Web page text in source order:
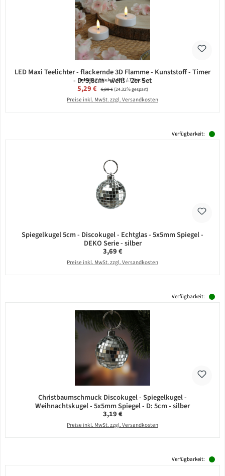
LED Maxi Teelichter - flackernde 3D Flamme - Kunststoff - Timer
- D: 5,8cm - weiß - 2er Set
Inhalt:2 Stück(2,65 € / 1 Stück)
Verkaufspreis:
5,29 € Regulärer Preis:
6,99 €(24.32% gespart)
Preise inkl. MwSt. zzgl. Versandkosten
Verfügbarkeit:
Spiegelkugel 5cm - Discokugel - Echtglas - 5x5mm Spiegel -
DEKO Serie - silber
Regulärer Preis:
3,69 €
Preise inkl. MwSt. zzgl. Versandkosten
Verfügbarkeit:
Christbaumschmuck Discokugel - Spiegelkugel -
Weihnachtskugel - 5x5mm Spiegel - D: 5cm - silber
Regulärer Preis:
3,19 €
Preise inkl. MwSt. zzgl. Versandkosten
Verfügbarkeit: